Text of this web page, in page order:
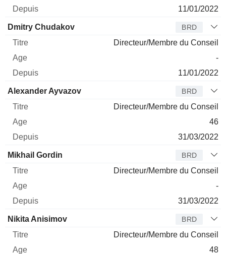
11/01/2022
Dmitry Chudakov BRD
Directeur/Membre du Conseil
-
11/01/2022
Alexander Ayvazov BRD
Directeur/Membre du Conseil
46
31/03/2022
Mikhail Gordin BRD
Directeur/Membre du Conseil
-
31/03/2022
Nikita Anisimov BRD
Directeur/Membre du Conseil
48